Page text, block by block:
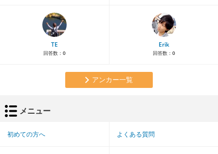
TE
回答数： 0
Erik
回答数： 0
アンカー一覧
メニュー
初めての方へ よくある質問